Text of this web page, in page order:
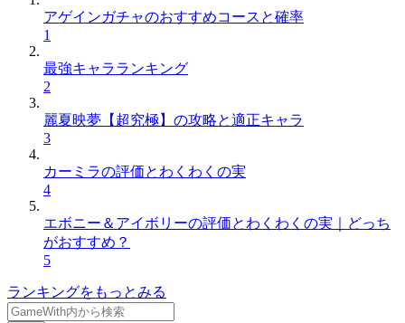
アゲインガチャのおすすめコースと確率
1
最強キャラランキング
2
麗夏映夢【超究極】の攻略と適正キャラ
3
カーミラの評価とわくわくの実
4
エボニー＆アイボリーの評価とわくわくの実｜どっち
がおすすめ？
5
ランキングをもっとみる